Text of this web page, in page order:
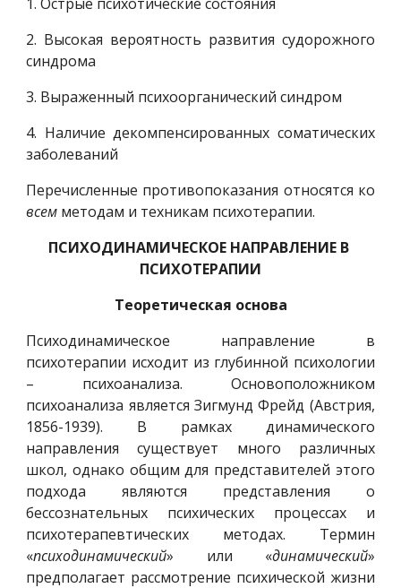
2. Высокая вероятность развития судорожного
синдрома
3. Выраженный психоорганический синдром
4. Наличие декомпенсированных соматических
заболеваний
Перечисленные противопоказания относятся ко
всем методам и техникам психотерапии.
ПСИХОДИНАМИЧЕСКОЕ НАПРАВЛЕНИЕ В
ПСИХОТЕРАПИИ
Теоретическая основа
Психодинамическое направление в
психотерапии исходит из глубинной психологии
– психоанализа. Основоположником
психоанализа является Зигмунд Фрейд (Австрия,
1856-1939). В рамках динамического
направления существует много различных
школ, однако общим для представителей этого
подхода являются представления о
бессознательных психических процессах и
психотерапевтических методах. Термин
«психодинамический» или «динамический»
предполагает рассмотрение психической жизни